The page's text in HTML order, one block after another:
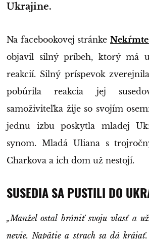
Ukrajine.
Na facebookovej stránke
objavil silný príbeh, ktorý má
reakcií. Silný príspevok
pobúrila reakcia jej
samoživiteľka žije so svojím
jednu izbu poskytla mladej
synom. Mladá Uliana s
Charkova a ich dom už nestojí.
SUSEDIA SA PUSTILI DO
„Manžel ostal brániť svoju vlasť a
nevie. Napätie a strach sa dá